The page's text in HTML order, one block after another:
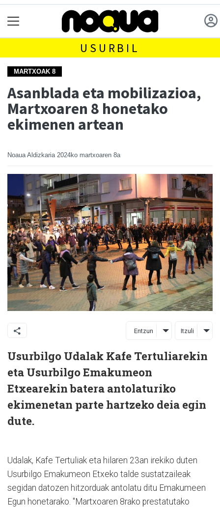
USURBIL
MARTXOAK 8
Asanblada eta mobilizazioa,
Martxoaren 8 honetako
ekimenen artean
Noaua Aldizkaria 2024ko martxoaren 8a
Entzun Itzuli
Usurbilgo Udalak Kafe Tertuliarekin
eta Usurbilgo Emakumeon
Etxearekin batera antolaturiko
ekimenetan parte hartzeko deia egin
dute.
Udalak, Kafe Tertuliak eta hilaren 23an irekiko duten
Usurbilgo Emakumeon Etxeko talde sustatzaileak
segidan datozen hitzorduak antolatu ditu Emakumeen
Egun honetarako. "Martxoaren 8rako prestatutako